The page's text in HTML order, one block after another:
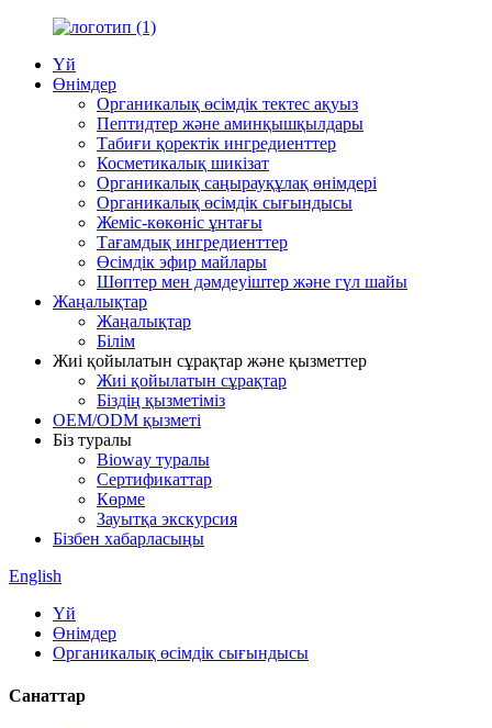
Үй
Өнімдер
Органикалық өсімдік тектес ақуыз
Пептидтер және аминқышқылдары
Табиғи қоректік ингредиенттер
Косметикалық шикізат
Органикалық саңырауқұлақ өнімдері
Органикалық өсімдік сығындысы
Жеміс-көкөніс ұнтағы
Тағамдық ингредиенттер
Өсімдік эфир майлары
Шөптер мен дәмдеуіштер және гүл шайы
Жаңалықтар
Жаңалықтар
Білім
Жиі қойылатын сұрақтар және қызметтер
Жиі қойылатын сұрақтар
Біздің қызметіміз
OEM/ODM қызметі
Біз туралы
Bioway туралы
Сертификаттар
Көрме
Зауытқа экскурсия
Бізбен хабарласыңы
English
Үй
Өнімдер
Органикалық өсімдік сығындысы
Санаттар